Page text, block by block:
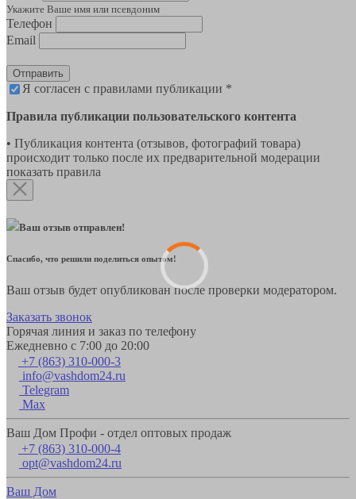
Укажите Ваше имя или псевдоним
Телефон
Email
Отправить
Я согласен с правилами публикации *
Правила публикации пользовательского контента
• Публикация контента (отзывов, фотографий товара)
происходит только после их предварительной модерации
показать правила
Ваш отзыв отправлен!
Спасибо, что решили поделиться опытом!
Ваш отзыв будет опубликован после проверки модератором.
Заказать звонок
Горячая линия и заказ по телефону
Ежедневно с 7:00 до 20:00
+7 (863) 310-000-3
info@vashdom24.ru
Telegram
Max
Ваш Дом Профи - отдел оптовых продаж
+7 (863) 310-000-4
opt@vashdom24.ru
Ваш Дом